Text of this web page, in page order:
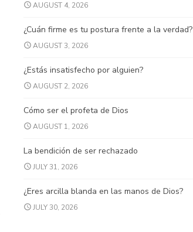
AUGUST 4, 2026
¿Cuán firme es tu postura frente a la verdad?
AUGUST 3, 2026
¿Estás insatisfecho por alguien?
AUGUST 2, 2026
Cómo ser el profeta de Dios
AUGUST 1, 2026
La bendición de ser rechazado
JULY 31, 2026
¿Eres arcilla blanda en las manos de Dios?
JULY 30, 2026